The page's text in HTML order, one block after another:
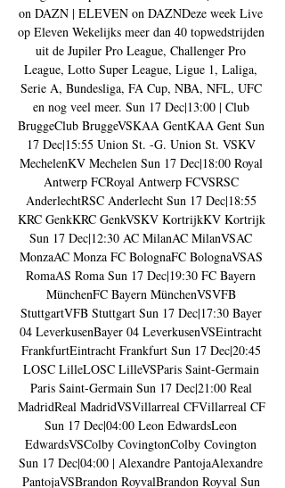
on DAZN | ELEVEN on DAZNDeze week Live
op Eleven Wekelijks meer dan 40 topwedstrijden
uit de Jupiler Pro League, Challenger Pro
League, Lotto Super League, Ligue 1, Laliga,
Serie A, Bundesliga, FA Cup, NBA, NFL, UFC
en nog veel meer. Sun 17 Dec|13:00 | Club
BruggeClub BruggeVSKAA GentKAA Gent Sun
17 Dec|15:55 Union St. -G. Union St. VSKV
MechelenKV Mechelen Sun 17 Dec|18:00 Royal
Antwerp FCRoyal Antwerp FCVSRSC
AnderlechtRSC Anderlecht Sun 17 Dec|18:55
KRC GenkKRC GenkVSKV KortrijkKV Kortrijk
Sun 17 Dec|12:30 AC MilanAC MilanVSAC
MonzaAC Monza FC BolognaFC BolognaVSAS
RomaAS Roma Sun 17 Dec|19:30 FC Bayern
MünchenFC Bayern MünchenVSVFB
StuttgartVFB Stuttgart Sun 17 Dec|17:30 Bayer
04 LeverkusenBayer 04 LeverkusenVSEintracht
FrankfurtEintracht Frankfurt Sun 17 Dec|20:45
LOSC LilleLOSC LilleVSParis Saint-Germain
Paris Saint-Germain Sun 17 Dec|21:00 Real
MadridReal MadridVSVillarreal CFVillarreal CF
Sun 17 Dec|04:00 Leon EdwardsLeon
EdwardsVSColby CovingtonColby Covington
Sun 17 Dec|04:00 | Alexandre PantojaAlexandre
PantojaVSBrandon RoyvalBrandon Royval Sun